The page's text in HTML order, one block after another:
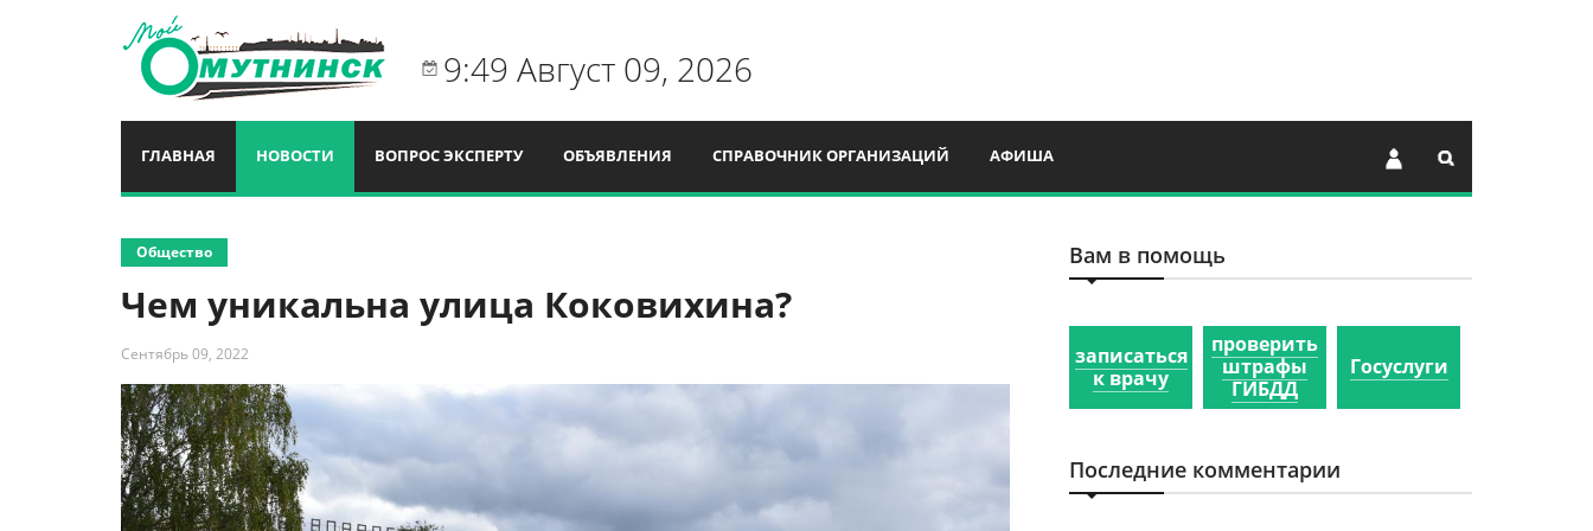
9:49 Август 09, 2026
ГЛАВНАЯ НОВОСТИ ВОПРОС ЭКСПЕРТУ ОБЪЯВЛЕНИЯ СПРАВОЧНИК ОРГАНИЗАЦИЙ АФИША
Общество
Чем уникальна улица Коковихина?
Сентябрь 09, 2022
Вам в помощь
записаться
к врачу
проверить
штрафы
ГИБДД
Госуслуги
Последние комментарии